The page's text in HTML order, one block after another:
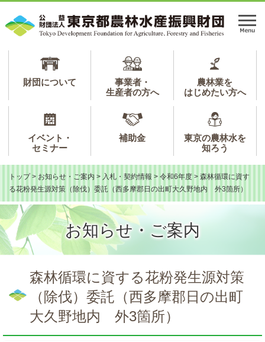
ジ
ュ
メ
財団について
事業者・
生産者の方へ
農林業を
はじめたい方へ
イベント・
セミナー
補助金
東京の農林水を
知ろう
トップ > お知らせ・ご案内 > 入札・契約情報 > 令和6年度 > 森林循環に資す
る花粉発生源対策（除伐）委託（西多摩郡日の出町大久野地内 外3箇所）
お知らせ・ご案内
森林循環に資する花粉発生源対策
（除伐）委託（西多摩郡日の出町
大久野地内 外3箇所）